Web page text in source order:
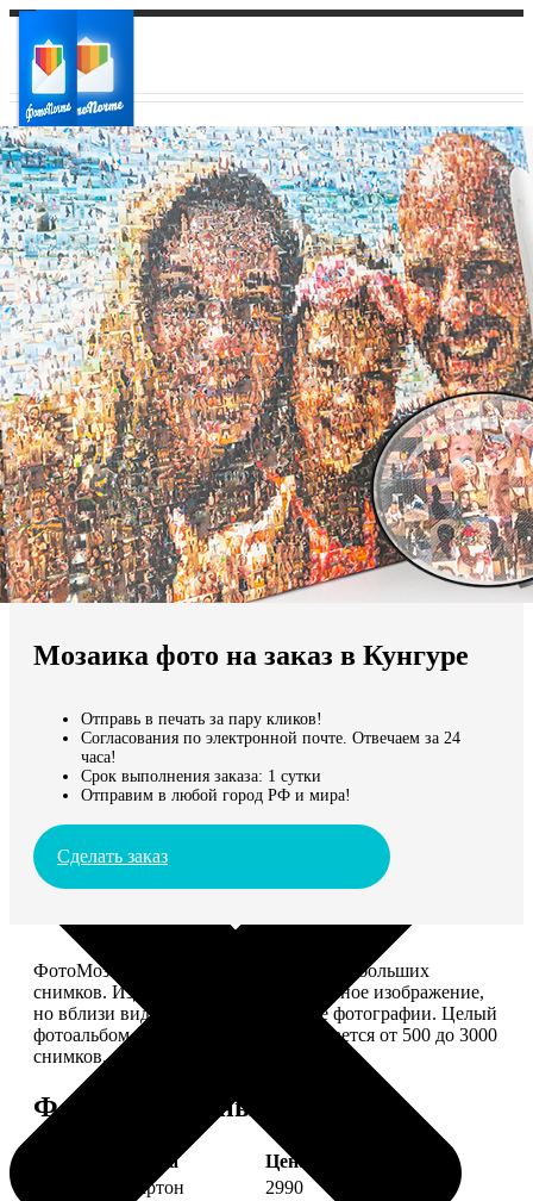
Ваш город:
Ваш регион доставки
Выберите из списка:
Мы доставляем по всему миру
Продолжить без города
Мозаика фото на заказ в Кунгуре
Отправь в печать за пару кликов!
Согласования по электронной почте. Отвечаем за 24
часа!
Срок выполнения заказа: 1 сутки
Отправим в любой город РФ и мира!
Сделать заказ
ФотоМозаика – это картина из сотен небольших
снимков. Издалека смотрится как единое изображение,
но вблизи видно, что это отдельные фотографии. Целый
фотоальбом в одной картине: помещается от 500 до 3000
снимков.
Форматы и цены
Услуга
Цена, руб.
30х40 пенокартон
2990